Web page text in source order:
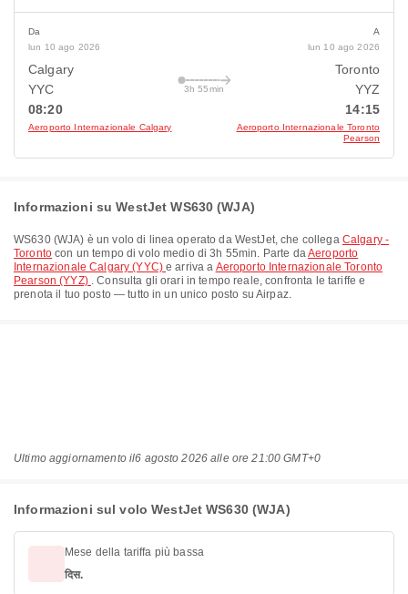
Da
lun 10 ago 2026
Calgary
YYC
08:20
Aeroporto Internazionale Calgary
3h 55min
A
lun 10 ago 2026
Toronto
YYZ
14:15
Aeroporto Internazionale Toronto
Pearson
Informazioni su WestJet WS630 (WJA)
WS630(WJA) è un volo di linea operato da WestJet, che collega Calgary -
Torontocon un tempo di volo medio di3h 55min. Parte daAeroporto
Internazionale Calgary (YYC)e arriva a Aeroporto Internazionale Toronto
Pearson (YYZ) . Consulta gli orari in tempo reale, confronta le tariffe e
prenota il tuo posto — tutto in un unico posto su Airpaz.
Ultimo aggiornamento il6 agosto 2026 alle ore 21:00 GMT+0
Informazioni sul volo WestJet WS630 (WJA)
Mese della tariffa più bassa
दिस.